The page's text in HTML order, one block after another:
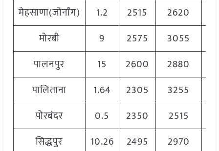
मेहसाणा(जोर्नांग)
1.2 2515 2620
मोरबी
9 2575 3055
पालनपुर
15 2600 2880
पालिताना
1.64 2305 3255
पोरबंदर
0.5 2350 2515
सिद्धपुर
10.26 2495 2970